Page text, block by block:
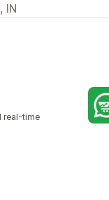
IN
real-time